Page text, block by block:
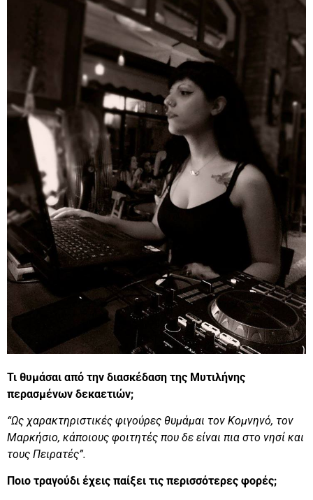
Τι θυμάσαι από την διασκέδαση της Μυτιλήνης
περασμένων δεκαετιών;
“Ως χαρακτηριστικές φιγούρες θυμάμαι τον Κομνηνό, τον
Μαρκήσιο, κάποιους φοιτητές που δε είναι πια στο νησί και
τους Πειρατές”.
Ποιο τραγούδι έχεις παίξει τις περισσότερες φορές;